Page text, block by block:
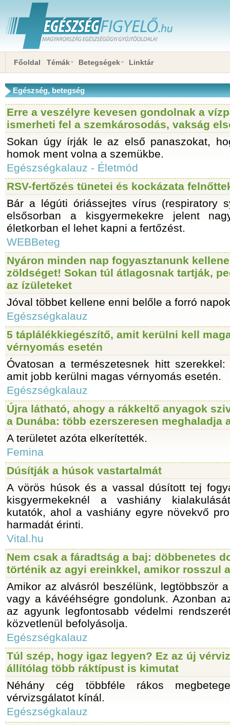
Főoldal Témák Betegségek Linktár
Egészség, betegség
Erre a veszélyre kevesen gondolnak a
ismerheti fel a szemkárosodás, vakság
Sokan úgy írják le az első panaszokat,
homok ment volna a szemükbe.
Egészségkalauz - Életmód
RSV-fertőzés tünetei és kockázata
Bár a légúti óriássejtes vírus (respiratory
elsősorban a kisgyermekekre jelent
életkorban el lehet kapni a fertőzést.
WEBBeteg
Nyáron minden nap fogyasztanunk
zöldséget! Sokan túl átlagosnak tartják,
az ízületeket
Jóval többet kellene enni belőle a forró
Egészségkalauz
5 táplálékkiegészítő, amit kerülni kell
vérnyomás esetén
Óvatosan a természetesnek hitt
amit jobb kerülni magas vérnyomás esetén.
Egészségkalauz
Újra látható, ahogy a rákkeltő anyagok
a Dunába: több ezerszeresen meghaladja
A területet azóta elkerítették.
Femina
Dúsítják a húsok vastartalmát
A vörös húsok és a vassal dúsított tej
kisgyermekeknél a vashiány
kutatók, ahol a vashiány egyre növekvő
harmadát érinti.
Vital.hu
Nem csak a fáradtság a baj: döbbenetes
történik az agyi ereinkkel, amikor rosszul
Amikor az alvásról beszélünk, legtöbbször
vagy a kávééhségre gondolunk. Azonban
az agyunk legfontosabb védelmi
közvetlenül befolyásolja.
Egészségkalauz
Túl szép, hogy igaz legyen? Ez az új
állítólag több ráktípust is kimutat
Néhány cég többféle rákos
vérvizsgálatot kínál.
Egészségkalauz